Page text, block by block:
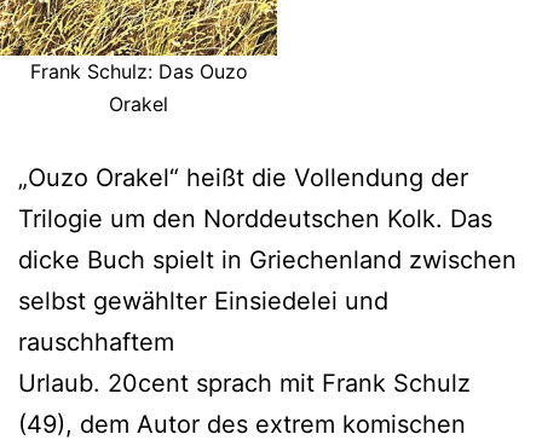
Frank Schulz: Das Ouzo
Orakel
„Ouzo Orakel“ heißt die Vollendung der
Trilogie um den Norddeutschen Kolk. Das
dicke Buch spielt in Griechenland zwischen
selbst gewählter Einsiedelei und
rauschhaftem
Urlaub. 20cent sprach mit Frank Schulz
(49), dem Autor des extrem komischen